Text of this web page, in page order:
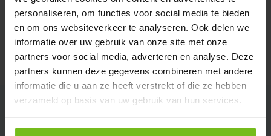
personaliseren, om functies voor social media te bieden
en om ons websiteverkeer te analyseren. Ook delen we
informatie over uw gebruik van onze site met onze
partners voor social media, adverteren en analyse. Deze
partners kunnen deze gegevens combineren met andere
informatie die u aan ze heeft verstrekt of die ze hebben
verzameld op basis van uw gebruik van hun services.
Évaluations
Partager